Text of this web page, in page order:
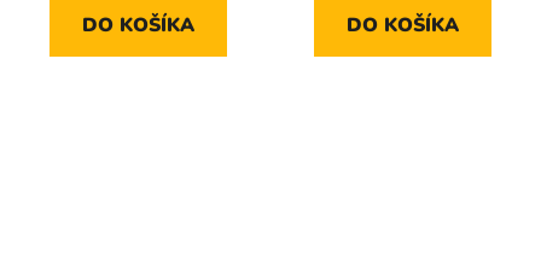
DO KOŠÍKA DO KOŠÍKA